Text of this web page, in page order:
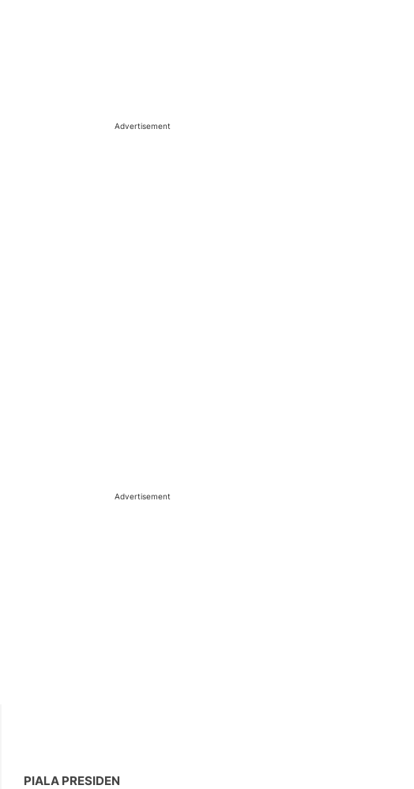
Advertisement
Advertisement
PIALA PRESIDEN